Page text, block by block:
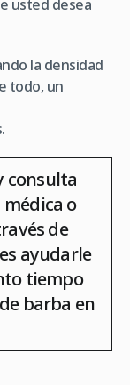
usted desea
la densidad
todo, un
consulta
o
de
ayudarle
tiempo
barba en